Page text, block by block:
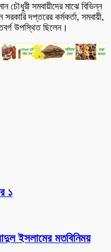
চৌধুরী সমবায়ীদের মাঝে বিভিন্ন
দপ্তরের কর্মকর্তা, সমবায়ী,
উপস্থিত ছিলেন।
১
ইসলামের মতবিনিময়